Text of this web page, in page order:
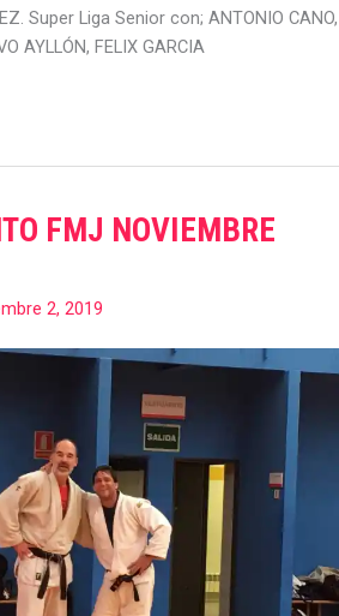
Super Liga Senior con; ANTONIO CANO,
AYLLÓN, FELIX GARCIA
FMJ NOVIEMBRE
2, 2019